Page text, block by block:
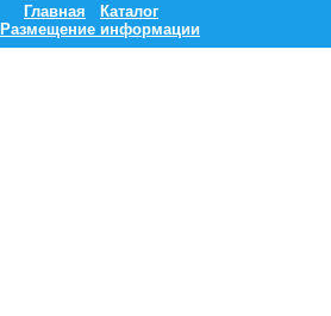
Главная
Каталог
Размещение информации